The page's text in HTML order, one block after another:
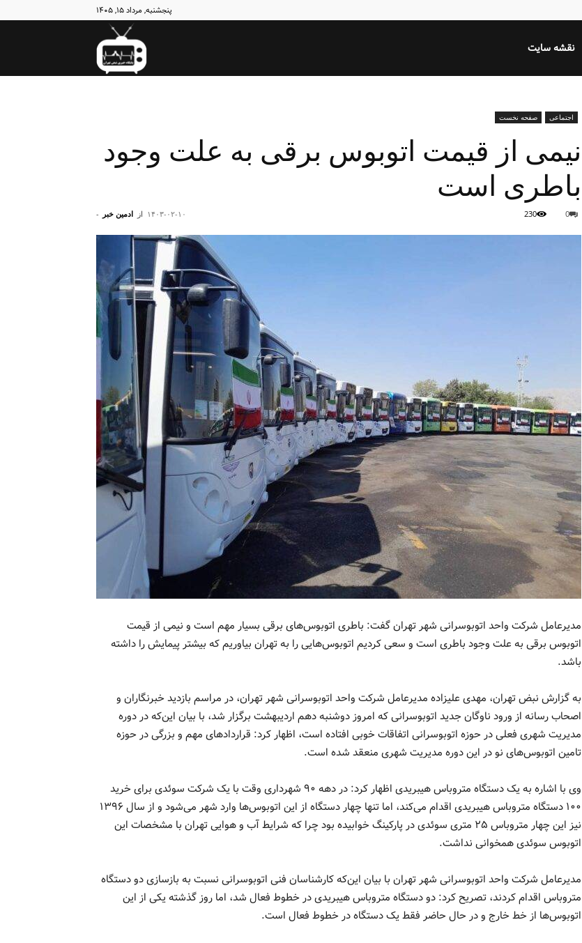
پنجشنبه, مرداد ۱۵, ۱۴۰۵
نبض نقشه سایت
اجتماعی صفحه نخست
نیمی از قیمت اتوبوس برقی به علت وجود
باطری است
از ادمین خبر - ۱۴۰۳-۰۲-۱۰ 0
230
مدیرعامل شرکت واحد اتوبوسرانی شهر تهران گفت: باطری اتوبوس‌های برقی بسیار مهم است و نیمی از قیمت
اتوبوس برقی به علت وجود باطری است و سعی کردیم اتوبوس‌هایی را به تهران بیاوریم که بیشتر پیمایش را داشته
باشد.
به گزارش نبض تهران، مهدی علیزاده مدیرعامل شرکت واحد اتوبوسرانی شهر تهران، در مراسم بازدید خبرنگاران و
اصحاب رسانه از ورود ناوگان جدید اتوبوسرانی که امروز دوشنبه دهم اردیبهشت برگزار شد، با بیان این‌که در دوره
مدیریت شهری فعلی در حوزه اتوبوسرانی اتفاقات خوبی افتاده است، اظهار کرد: قرار‌داد‌های مهم و بزرگی در حوزه
تامین اتوبوس‌های نو در این دوره مدیریت شهری منعقد شده است.
وی با اشاره به یک دستگاه مترو‌باس هیبریدی اظهار کرد: در دهه ۹۰ شهرداری وقت با یک شرکت سوئدی برای خرید
۱۰۰ دستگاه متروباس هیبریدی اقدام می‌کند، اما تنها چهار دستگاه از این اتوبوس‌ها وارد شهر می‌شود و از سال ۱۳۹۶
نیز این چهار متروباس ۲۵ متری سوئدی در پارکینگ خوابیده بود چرا که شرایط آب و هوایی تهران با مشخصات این
اتوبوس سوئدی همخوانی نداشت.
مدیرعامل شرکت واحد اتوبوسرانی شهر تهران با بیان این‌که کارشناسان فنی اتوبوسرانی نسبت به بازسازی دو دستگاه
متروباس اقدام کردند، تصریح کرد: دو دستگاه متروباس هیبریدی در خطوط فعال شد، اما روز گذشته یکی از این
اتوبوس‌ها از خط خارج و در حال حاضر فقط یک دستگاه در خطوط فعال است.